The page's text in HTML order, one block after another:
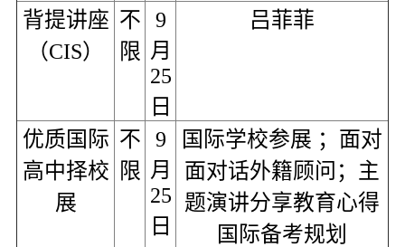
背提讲座
（CIS）
不
限
9
月
25
日
吕菲菲
优质国际
高中择校
展
不
限
9
月
25
日
国际学校参展 ；面对
面对话外籍顾问；主
题演讲分享教育心得
国际备考规划